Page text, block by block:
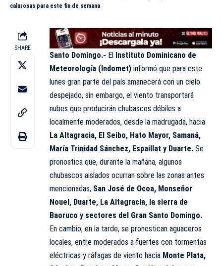
calurosas para este fin de semana
SHARE
Santo Domingo.- El Instituto Dominicano de
Meteorología (Indomet) informó que para este
lunes gran parte del país amanecerá con un cielo
despejado, sin embargo, el viento transportará
nubes que producirán chubascos débiles a
localmente moderados, desde la madrugada, hacia
La Altagracia, El Seibo, Hato Mayor, Samaná,
María Trinidad Sánchez, Espaillat y Duarte. Se
pronostica que, durante la mañana, algunos
chubascos aislados ocurran sobre las zonas antes
mencionadas, San José de Ocoa, Monseñor
Nouel, Duarte, La Altagracia, la sierra de
Baoruco y sectores del Gran Santo Domingo.
En cambio, en la tarde, se pronostican aguaceros
locales, entre moderados a fuertes con tormentas
eléctricas y ráfagas de viento hacia Monte Plata,